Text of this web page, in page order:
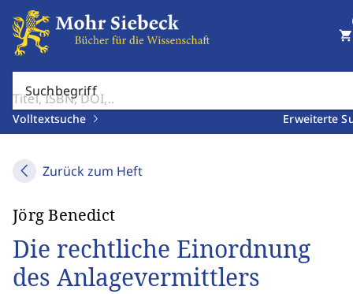
Suchbegriff
Volltextsuche Erweiterte
shopping_cart
Zurück zum Heft
Jörg Benedict
Die rechtliche Einordnung
des Anlagevermittlers